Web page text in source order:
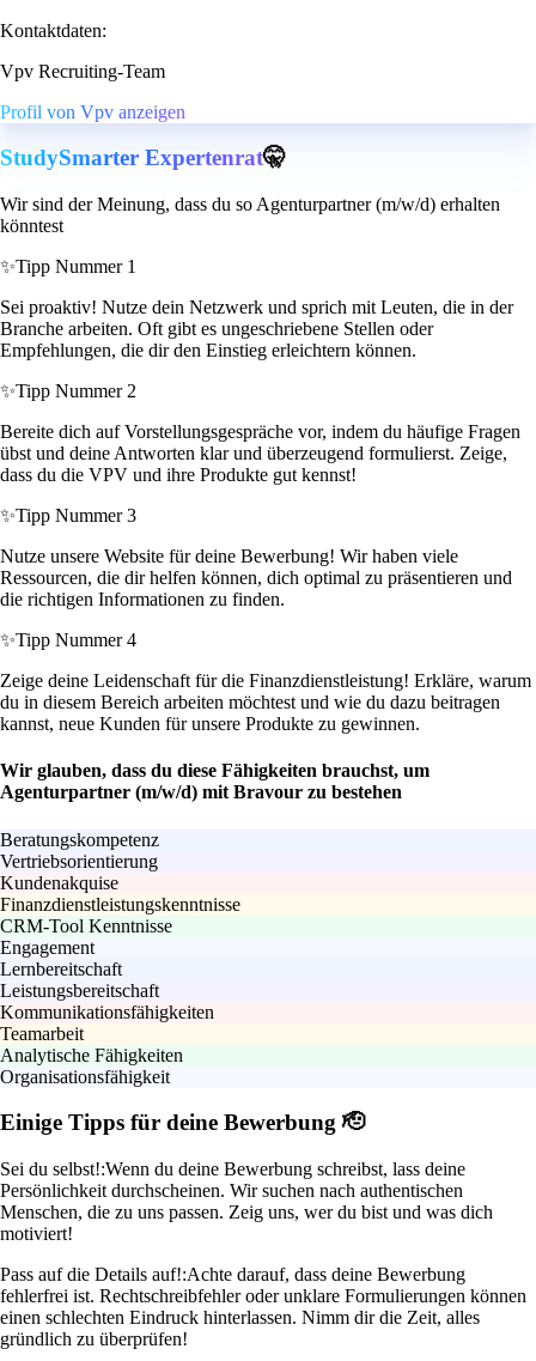
Kontaktdaten:
Vpv Recruiting-Team
Profil von Vpv anzeigen
StudySmarter Expertenrat🤫
Wir sind der Meinung, dass du so Agenturpartner (m/w/d) erhalten
könntest
✨Tipp Nummer 1
Sei proaktiv! Nutze dein Netzwerk und sprich mit Leuten, die in der
Branche arbeiten. Oft gibt es ungeschriebene Stellen oder
Empfehlungen, die dir den Einstieg erleichtern können.
✨Tipp Nummer 2
Bereite dich auf Vorstellungsgespräche vor, indem du häufige Fragen
übst und deine Antworten klar und überzeugend formulierst. Zeige,
dass du die VPV und ihre Produkte gut kennst!
✨Tipp Nummer 3
Nutze unsere Website für deine Bewerbung! Wir haben viele
Ressourcen, die dir helfen können, dich optimal zu präsentieren und
die richtigen Informationen zu finden.
✨Tipp Nummer 4
Zeige deine Leidenschaft für die Finanzdienstleistung! Erkläre, warum
du in diesem Bereich arbeiten möchtest und wie du dazu beitragen
kannst, neue Kunden für unsere Produkte zu gewinnen.
Wir glauben, dass du diese Fähigkeiten brauchst, um
Agenturpartner (m/w/d) mit Bravour zu bestehen
Beratungskompetenz
Vertriebsorientierung
Kundenakquise
Finanzdienstleistungskenntnisse
CRM-Tool Kenntnisse
Engagement
Lernbereitschaft
Leistungsbereitschaft
Kommunikationsfähigkeiten
Teamarbeit
Analytische Fähigkeiten
Organisationsfähigkeit
Einige Tipps für deine Bewerbung 🫡
Sei du selbst!:Wenn du deine Bewerbung schreibst, lass deine
Persönlichkeit durchscheinen. Wir suchen nach authentischen
Menschen, die zu uns passen. Zeig uns, wer du bist und was dich
motiviert!
Pass auf die Details auf!:Achte darauf, dass deine Bewerbung
fehlerfrei ist. Rechtschreibfehler oder unklare Formulierungen können
einen schlechten Eindruck hinterlassen. Nimm dir die Zeit, alles
gründlich zu überprüfen!